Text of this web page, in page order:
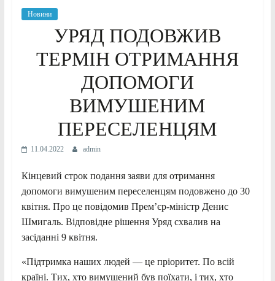
Новини
УРЯД ПОДОВЖИВ
ТЕРМІН ОТРИМАННЯ
ДОПОМОГИ
ВИМУШЕНИМ
ПЕРЕСЕЛЕНЦЯМ
11.04.2022 admin
Кінцевий строк подання заяви для отримання
допомоги вимушеним переселенцям подовжено до 30
квітня. Про це повідомив Прем’єр-міністр Денис
Шмигаль. Відповідне рішення Уряд схвалив на
засіданні 9 квітня.
«Підтримка наших людей — це пріоритет. По всій
країні. Тих, хто вимушений був поїхати, і тих, хто